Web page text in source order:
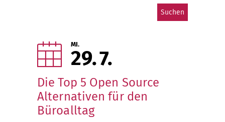
MI.
29 7
Die Top 5 Open Source
Alternativen für den
Büroalltag